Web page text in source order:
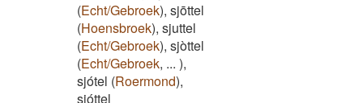
(Echt/Gebroek), sjōttel
(Hoensbroek), sjuttel
(Echt/Gebroek), sjòttel
(Echt/Gebroek, ... ),
sjótel (Roermond),
sjóttel